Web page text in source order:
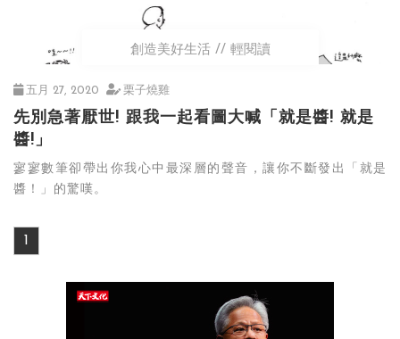
創造美好生活 輕閱讀
五月 27, 2020 栗子燒雞
先別急著厭世! 跟我一起看圖大喊「就是醬! 就是
醬!」
寥寥數筆卻帶出你我心中最深層的聲音，讓你不斷發出「就是
醬！」的驚嘆。
1